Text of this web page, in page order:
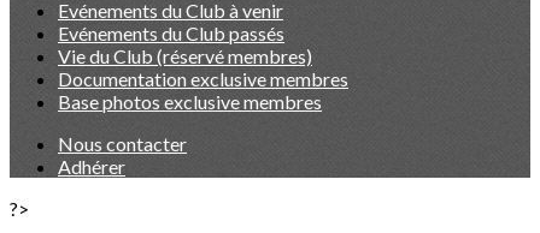
Evénements du Club à venir
Evénements du Club passés
Vie du Club (réservé membres)
Documentation exclusive membres
Base photos exclusive membres
Nous contacter
Adhérer
?>